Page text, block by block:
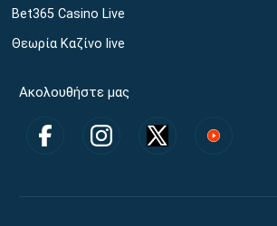
Bet365 Casino Live
Θεωρία Καζίνο live
Ακολουθήστε μας